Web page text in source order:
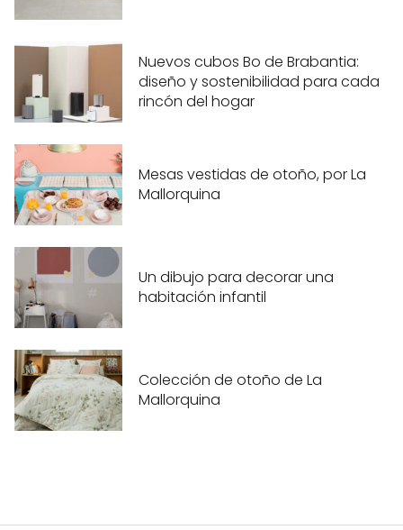
Nuevos cubos Bo de Brabantia:
diseño y sostenibilidad para cada
rincón del hogar
Mesas vestidas de otoño, por La
Mallorquina
Un dibujo para decorar una
habitación infantil
Colección de otoño de La
Mallorquina